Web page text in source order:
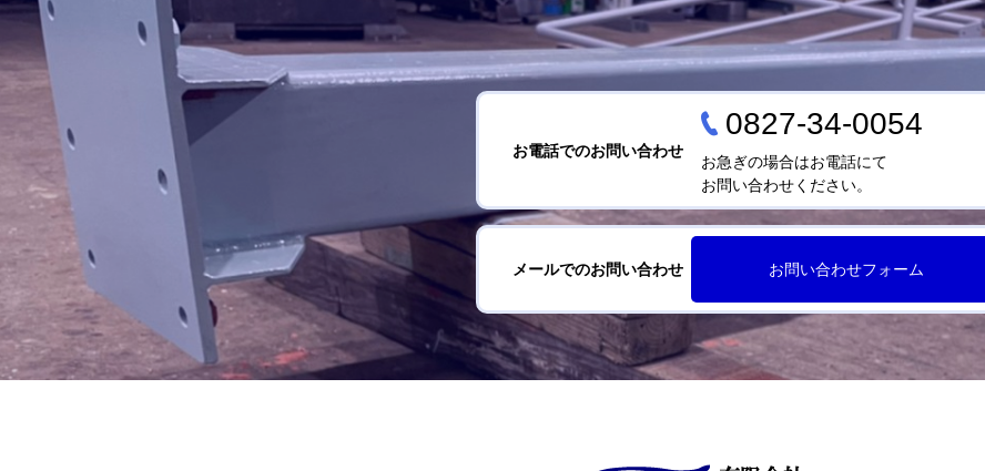
メールでのお問い合わせ お問い合わせフォーム
お電話でのお問い合わせ
0827-34-0054
お急ぎの場合はお電話にて
お問い合わせください。